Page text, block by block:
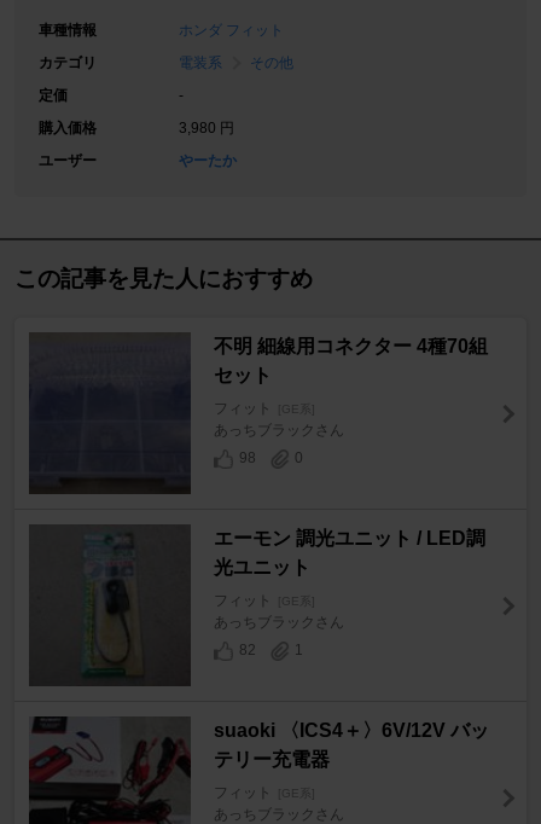
車種情報
ホンダ フィット
カテゴリ
電装系
その他
定価
-
購入価格
3,980 円
ユーザー
やーたか
この記事を見た人におすすめ
不明 細線用コネクター 4種70組
セット
フィット [GE系]
あっちブラックさん
98
0
エーモン 調光ユニット / LED調
光ユニット
フィット [GE系]
あっちブラックさん
82
1
suaoki 〈ICS4＋〉6V/12V バッ
テリー充電器
フィット [GE系]
あっちブラックさん